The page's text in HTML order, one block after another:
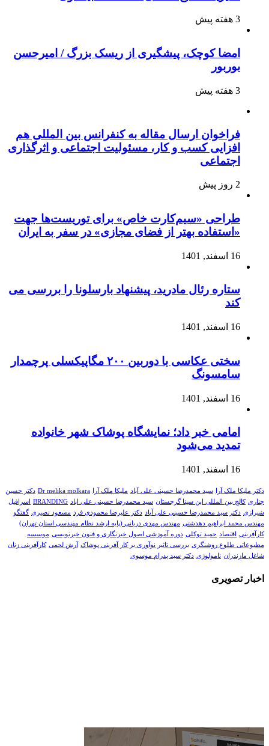
3 هفته پیش
امضا کوچک، پیشگیری از ریسک بزرگ / امیرحسن
بوربور
3 هفته پیش
فراخوان ارسال مقاله به کنفرانس بین المللی هم
افزایی کسب و کار، مسئولیت اجتماعی و اثرگذاری
اجتماعی
2 روز پیش
طراحی «سیم‌کارت خاص» برای توریست‌ها جهت
«استفاده بهتر از فضای مجازی» در سفر به ایران
16 اسفند, 1401
ستاره رئال مادرید، پیشنهاد بارسلونا را بررسی می
کند
16 اسفند, 1401
سختی عکاسی با دوربین ۲۰۰ مگاپیکسلی پرچمدار
سامسونگ
16 اسفند, 1401
امامی خبر داد؛ نمایشگاه پوشاک شهر خانواده
تمدید می‌شود
16 اسفند, 1401
دکتر ملیکا ملک آرا سید محمدرضا حسینی علی آباد ملیکا ملک آرا Dr melika molkara دکتر حسین
چناری کالج بین المللی ابن سینا گرجستان سید محمدرضا حسینی علی اباد BRANDING
اسرافیل
شیرازی دکتر سید محمدرضا حسینی علی آباد دکتر علیرضا محمودی فرد مسعود نصیری گفتگو
مهندس محمد ابراهیم دهدشتی مهندس مهدی دریانی (پایه ارشد نظام مهندسی استان تهران)
کارآفرینی
اقتصاد حمید توکلی دوره آموزشی اصول خبرنگاری و فنون خبرنویسی موسسه
مطبوعاتی طلوع روشنگری بررسی تاثیر نوآوری بر کار آفرینی پوشاک آرش لحمی کارآفرینی زنان
شاغل مازندران نامولوژی دکتر سید پدرام موسوی
اخبار تصویری